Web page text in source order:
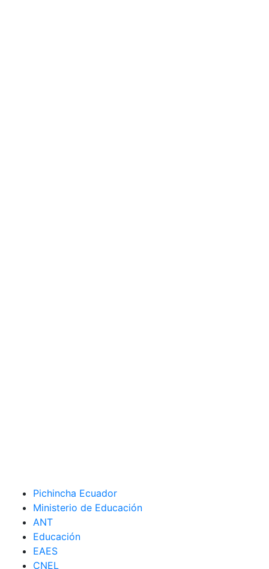
Pichincha Ecuador
Ministerio de Educación
ANT
Educación
EAES
CNEL